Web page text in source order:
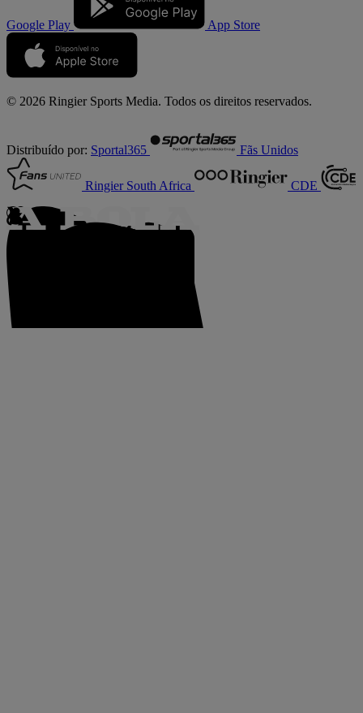
Google Play App Store
© 2026 Ringier Sports Media. Todos os direitos reservados.
Distribuído por: Sportal365 Fãs Unidos
Ringier South Africa CDE